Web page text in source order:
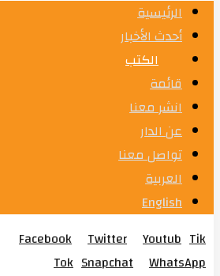
الرئيسية
أحدث الأخبار
الكتب
قائمة
انشر معنا
عن الدار
تواصل معنا
العربية
English
Facebook
Twitter Youtub Tik
Tok Snapchat
WhatsApp